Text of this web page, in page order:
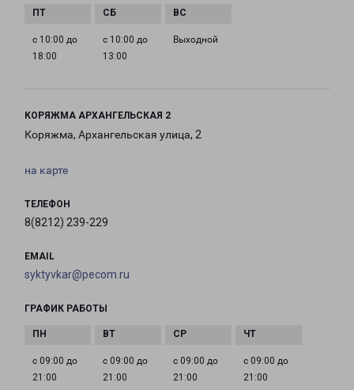
с 10:00 до
18:00
с 10:00 до
13:00
Выходной
КОРЯЖМА АРХАНГЕЛЬСКАЯ 2
Коряжма, Архангельская улица, 2
на карте
ТЕЛЕФОН
8(8212) 239-229
EMAIL
syktyvkar@pecom.ru
ГРАФИК РАБОТЫ
с 09:00 до
21:00
с 09:00 до
21:00
с 09:00 до
21:00
с 09:00 до
21:00